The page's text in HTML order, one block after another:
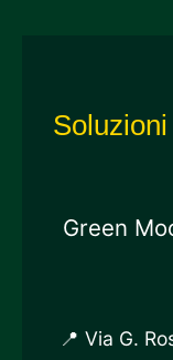
Green
📍 Via G.